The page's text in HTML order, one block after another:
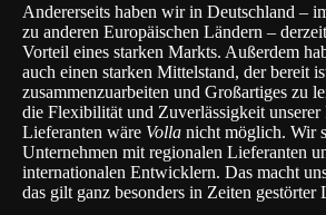
Andererseits haben wir in Deutschland –
zu anderen Europäischen Ländern –
Vorteil eines starken Markts. Außerdem
auch einen starken Mittelstand, der bereit
zusammenzuarbeiten und Großartiges zu
die Flexibilität und Zuverlässigkeit unserer
Lieferanten wäre Volla nicht möglich. Wir
Unternehmen mit regionalen Lieferanten
internationalen Entwicklern. Das macht
das gilt ganz besonders in Zeiten gestörter